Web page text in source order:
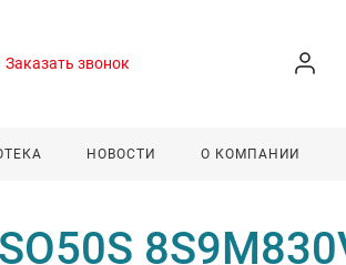
Заказать звонок
НОВОСТИ О КОМПАНИИ